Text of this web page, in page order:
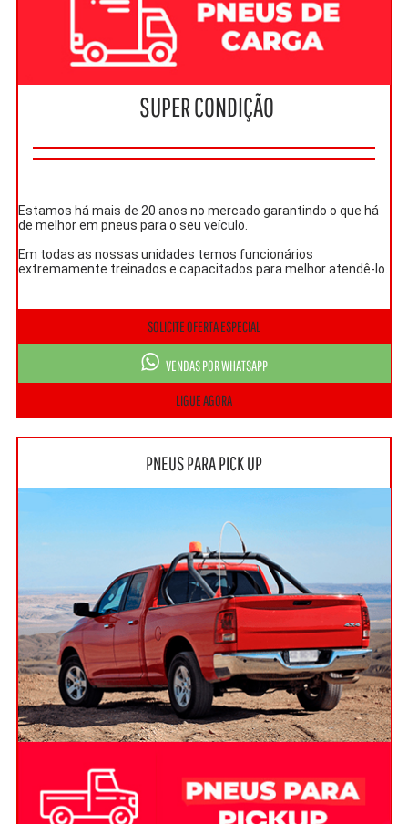
SUPER CONDIÇÃO
Estamos há mais de 20 anos no mercado garantindo o que há
de melhor em pneus para o seu veículo.
Em todas as nossas unidades temos funcionários
extremamente treinados e capacitados para melhor atendê-lo.
SOLICITE OFERTA ESPECIAL
VENDAS POR WHATSAPP
LIGUE AGORA
PNEUS PARA PICK UP